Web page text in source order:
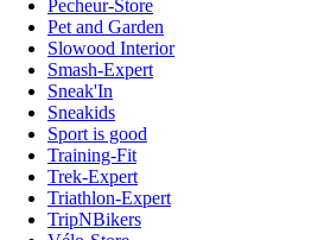
Pecheur-Store
Pet and Garden
Slowood Interior
Smash-Expert
Sneak'In
Sneakids
Sport is good
Training-Fit
Trek-Expert
Triathlon-Expert
TripNBikers